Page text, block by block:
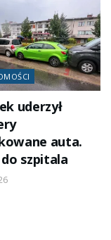
uderzył
auta.
szpitala